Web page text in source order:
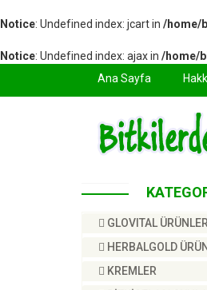
Notice: Undefined index: jcart in /home/
Notice: Undefined index: ajax in /home/
Ana Sayfa
GLOVITAL ÜRÜNLER
HERBALGOLD
KREMLER